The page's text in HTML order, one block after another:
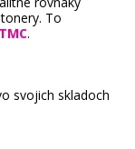
To
.
svojich skladoch